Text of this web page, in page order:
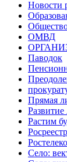
Новости
ОМВД
Паводок
Прямая
Растим
Росреестр
Село: